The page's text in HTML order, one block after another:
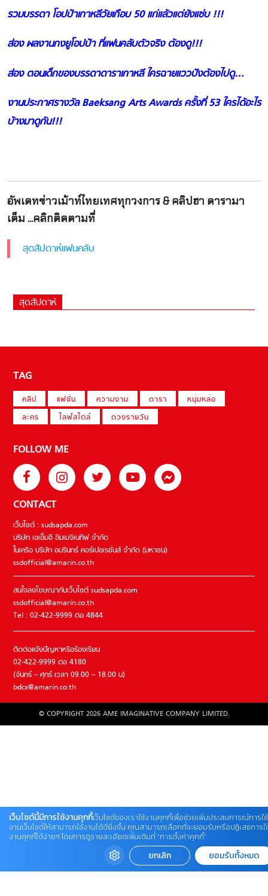
รวมบรรดา โอปป้าเกาหลีวัยเกือบ 50 แก่แล้วแต่ยังแซ่บ !!!
ส่อง ผลงานกงยูโอปป้า ที่แฟนคลับตัวจริง ต้องดู!!!
ส่อง ตอนเด็กของบรรดาดาราเกาหลี ใครฉายแววปังต้องไปดู…
งานประกาศรางวัล Baeksang Arts Awards ครั้งที่ 53 ใครได้อะไร
บ้างมาดูกัน!!!
อัพเดทข่าวเม้าท์ไทยเทศทุกวงการ & คลิปฮา ดารามา
เต็ม ...คลิกติดตามที่
สุดสัปดาห์แฟนคลับ
สุดสัปดาห์
TAG
คลิป แฟชั่น ความงาม ดารา
หนุ่มหล่อ
ละคร
ไลฟ์สไตล์ ดวงรายวัน
FOLLOW ME
CONTACT
เว็บไซต์ : sudsapda.com
บริษัท เอเอ็มอี อิมเมจิเนทีฟ จำกัด
ในเครือ บริษัท อมรินทร์ คอร์เปอเรชั่นส์ จำกัด (มหาชน)
ssdofficial@amarin.co.th
สนใจลงโฆษณากับเว็บไซต์ sudsapda.com
ssdofficial@amarin.co.th
Tel : 02-422-9999 ต่อ 4844
ติดต่อแจ้งปัญหาหรือร้องเรียน
02-422-9999 ต่อ 4180
(จันทร์ – ศุกร์ เวลา 09.00 – 18.00 น)
bdcx@amarin.co.th
© COPYRIGHT 2026 AME IMAGINATIVE COMPANY LIMITED.
เว็บไซต์นี้มีการใช้งานคุกกี้เว็บไซต์ของเราใช้งานคุกกี้เพื่อช่วยเพิ่มประสบการณ์การใช้
งานเว็บไซต์ให้สามารถใช้งานได้ดียิ่งขึ้น คุณสามารถเลือกที่จะยอมรับหรือปฏิเสธการใ
งานคุกกี้ได้ง่ายๆ โดยการดูรายละเอียดเพิ่มเติมที่ “การตั้งค่าคุกกี้”
ยกเลิก ยอมรับทั้งหมด